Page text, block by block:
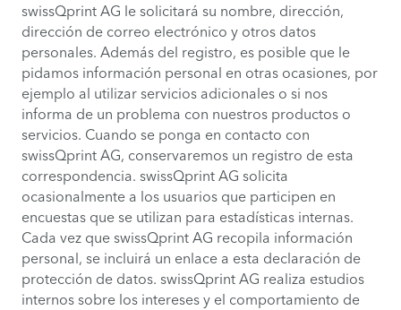
swissQprint AG le solicitará su nombre, dirección,
dirección de correo electrónico y otros datos
personales. Además del registro, es posible que le
pidamos información personal en otras ocasiones, por
ejemplo al utilizar servicios adicionales o si nos
informa de un problema con nuestros productos o
servicios. Cuando se ponga en contacto con
swissQprint AG, conservaremos un registro de esta
correspondencia. swissQprint AG solicita
ocasionalmente a los usuarios que participen en
encuestas que se utilizan para estadísticas internas.
Cada vez que swissQprint AG recopila información
personal, se incluirá un enlace a esta declaración de
protección de datos. swissQprint AG realiza estudios
internos sobre los intereses y el comportamiento de